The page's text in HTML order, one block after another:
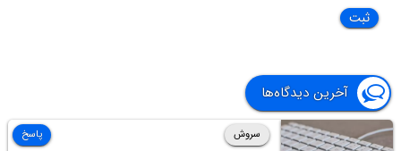
آخرین دیدگاه‌ها
سروش
پاسخ